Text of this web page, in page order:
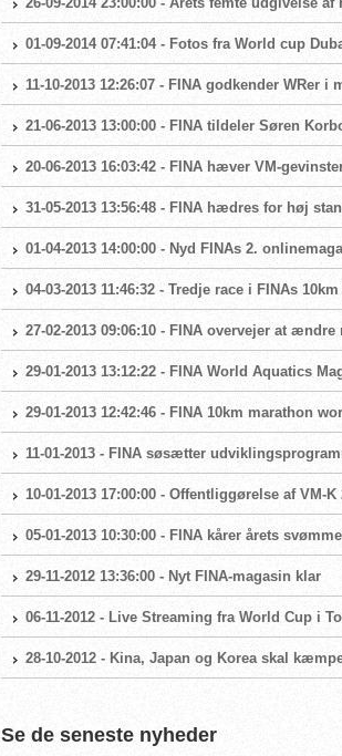
01-09-2014 07:41:04 - Fotos fra World cup
11-10-2013 12:26:07 - FINA godkender WRer i
21-06-2013 13:00:00 - FINA tildeler Søren
20-06-2013 16:03:42 - FINA hæver VM-
31-05-2013 13:56:48 - FINA hædres for høj
01-04-2013 14:00:00 - Nyd FINAs 2.
04-03-2013 11:46:32 - Tredje race i FINAs
27-02-2013 09:06:10 - FINA overvejer at
29-01-2013 13:12:22 - FINA World Aquatics
29-01-2013 12:42:46 - FINA 10km marathon
11-01-2013 - FINA søsætter
10-01-2013 17:00:00 - Offentliggørelse af VM-
05-01-2013 10:30:00 - FINA kårer årets
29-11-2012 13:36:00 - Nyt FINA-magasin klar
06-11-2012 - Live Streaming fra World Cup i
28-10-2012 - Kina, Japan og Korea skal
Se de seneste nyheder